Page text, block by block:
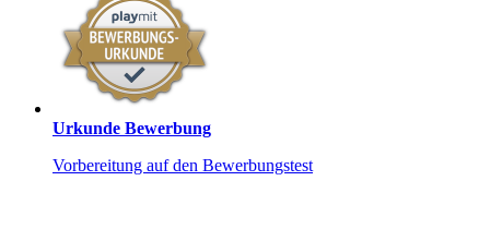
Urkunde Bewerbung
Vorbereitung auf den Bewerbungstest